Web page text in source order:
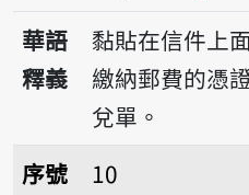
播
華語
釋義
黏貼在信件上
繳納郵費的憑
兌單。
序號10郵便局
序號
10